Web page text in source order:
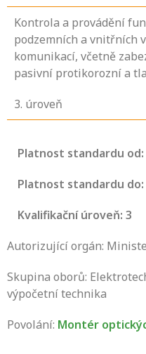
Kontrola a provádění
podzemních a vnitřních
komunikací, včetně
pasivní protikorozní a
3. úroveň
Platnost standardu od:
Platnost standardu
Kvalifikační úroveň: 3
Autorizující orgán:
Skupina oborů:
výpočetní technika
Povolání: Montér